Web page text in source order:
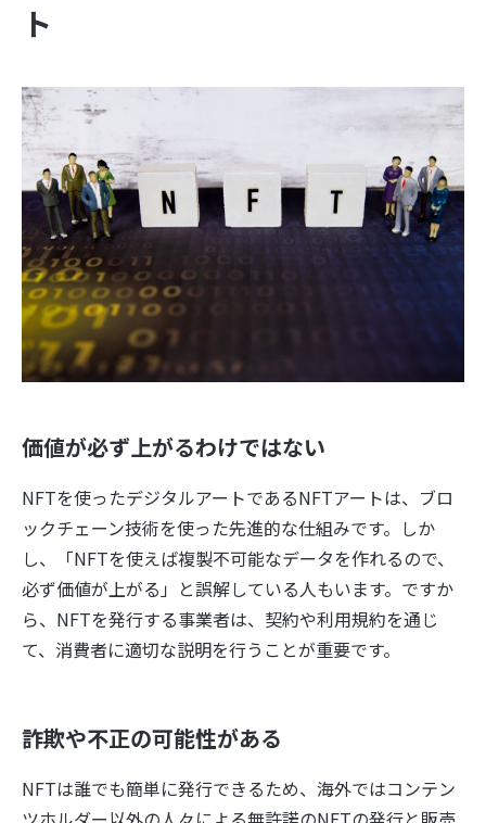
ト
価値が必ず上がるわけではない
NFTを使ったデジタルアートであるNFTアートは、ブロ
ックチェーン技術を使った先進的な仕組みです。しか
し、「NFTを使えば複製不可能なデータを作れるので、
必ず価値が上がる」と誤解している人もいます。ですか
ら、NFTを発行する事業者は、契約や利用規約を通じ
て、消費者に適切な説明を行うことが重要です。
詐欺や不正の可能性がある
NFTは誰でも簡単に発行できるため、海外ではコンテン